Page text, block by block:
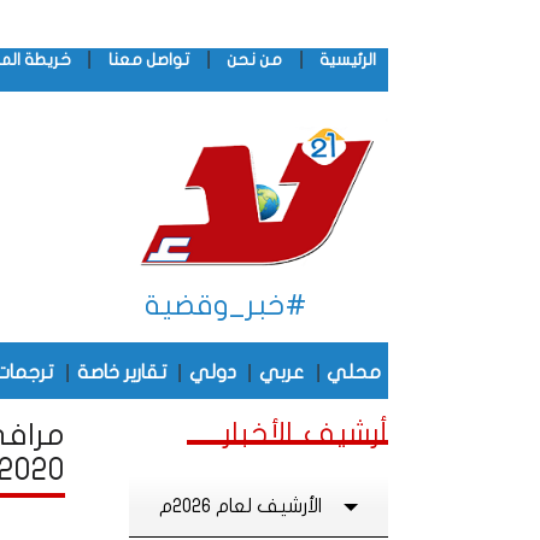
الرئيسية من نحن تواصل معنا خريطة
#خبر_وقضية
محلي عربي دولي تقارير خاصة
2020
أرشيف الأخبار
الأرشيف لعام 2026م